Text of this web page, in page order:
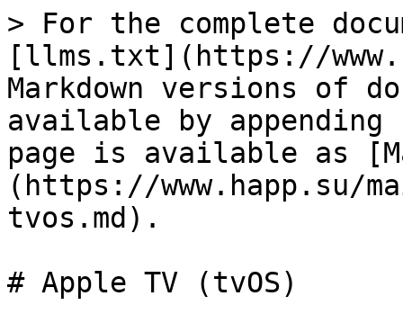
> For the complete
[llms.txt](https://
Markdown versions of
available by
page is available as
(https://www.happ.su/
tvos.md).
# Apple TV (tvOS)